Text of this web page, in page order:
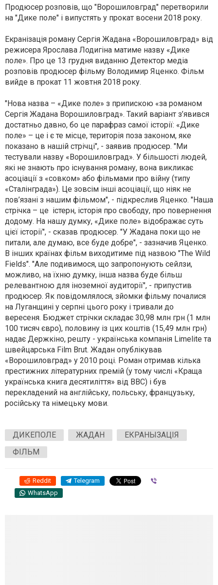
Продюсер розповів, що "Ворошиловград" перетворили
на "Дике поле" і випустять у прокат восени 2018 року.
Екранізація роману Сергія Жадана «Ворошиловград» від
режисера Ярослава Лодигіна матиме назву «Дике
поле». Про це 13 грудня виданню Детектор медіа
розповів продюсер фільму Володимир Яценко. Фільм
вийде в прокат 11 жовтня 2018 року.
"Нова назва – «Дике поле» з припискою «за романом
Сергія Жадана Ворошиловград». Такий варіант з’явився
достатньо давно, бо це парафраз самої історії: «Дике
поле» – це і є те місце, територія поза законом, яке
показано в нашій стрічці", - заявив продюсер. "Ми
тестували назву «Ворошиловград». У більшості людей,
які не знають про існування роману, вона викликає
асоціації з «совком» або фільмами про війну (типу
«Сталінграда»). Це зовсім інші асоціації, що ніяк не
пов’язані з нашим фільмом", - підкреслив Яценко. "Наша
стрічка – це істерн, історія про свободу, про повернення
додому. На нашу думку, «Дике поле» відображає суть
цієї історії", - сказав продюсер. "У Жадана поки що не
питали, але думаю, все буде добре", - зазначив Яценко.
В інших країнах фільм виходитиме під назвою "The Wild
Fields". "Але подивимося, що запропонують сейлзи,
можливо, на їхню думку, інша назва буде більш
релевантною для іноземної аудиторії", - припустив
продюсер. Як повідомлялося, зйомки фільму почалися
на Луганщині у серпні цього року і тривали до
вересеня. Бюджет стрічки складає 30,98 млн грн (1 млн
100 тисяч євро), половину із цих коштів (15,49 млн грн)
надає Держкіно, решту - українська компанія Limelite та
швейцарська Film Brut. Жадан опублікував
«Ворошиловград» у 2010 році. Роман отримав кілька
престижних літературних премій (у тому числі «Краща
українська книга десятиліття» від BBC) і був
перекладений на англійську, польську, французьку,
російську та німецьку мови.
ДИКЕПОЛЕ ЖАДАН
ЕКРАНЫЗАЦІЯ
ФІЛЬМ
Reddit Telegram
WhatsApp